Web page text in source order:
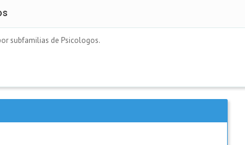
subfamilias de Psicologos.